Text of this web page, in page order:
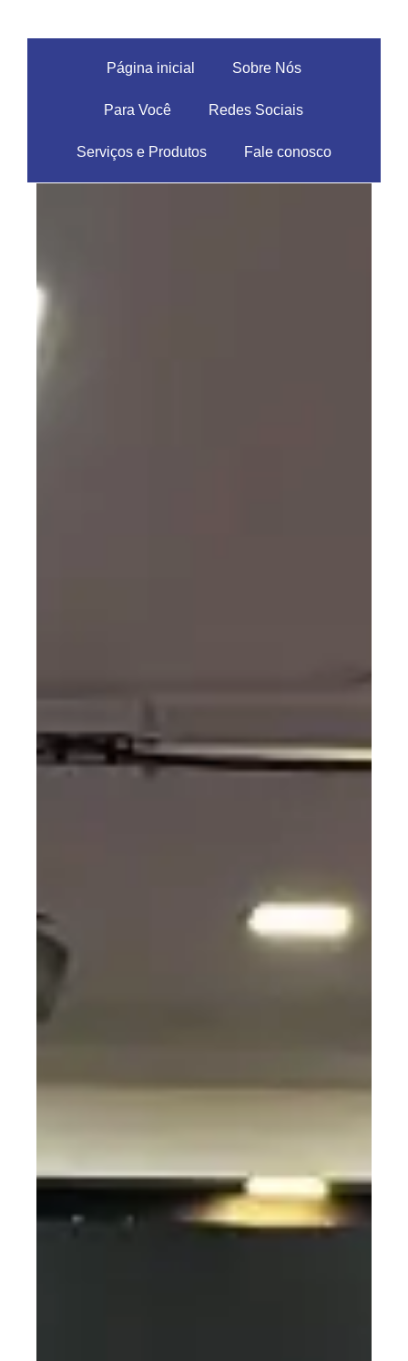
Página inicial Sobre Nós
Para Você Redes Sociais
Serviços e Produtos Fale conosco